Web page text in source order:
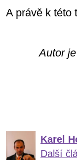
A právě k této
Autor
Karel
Další